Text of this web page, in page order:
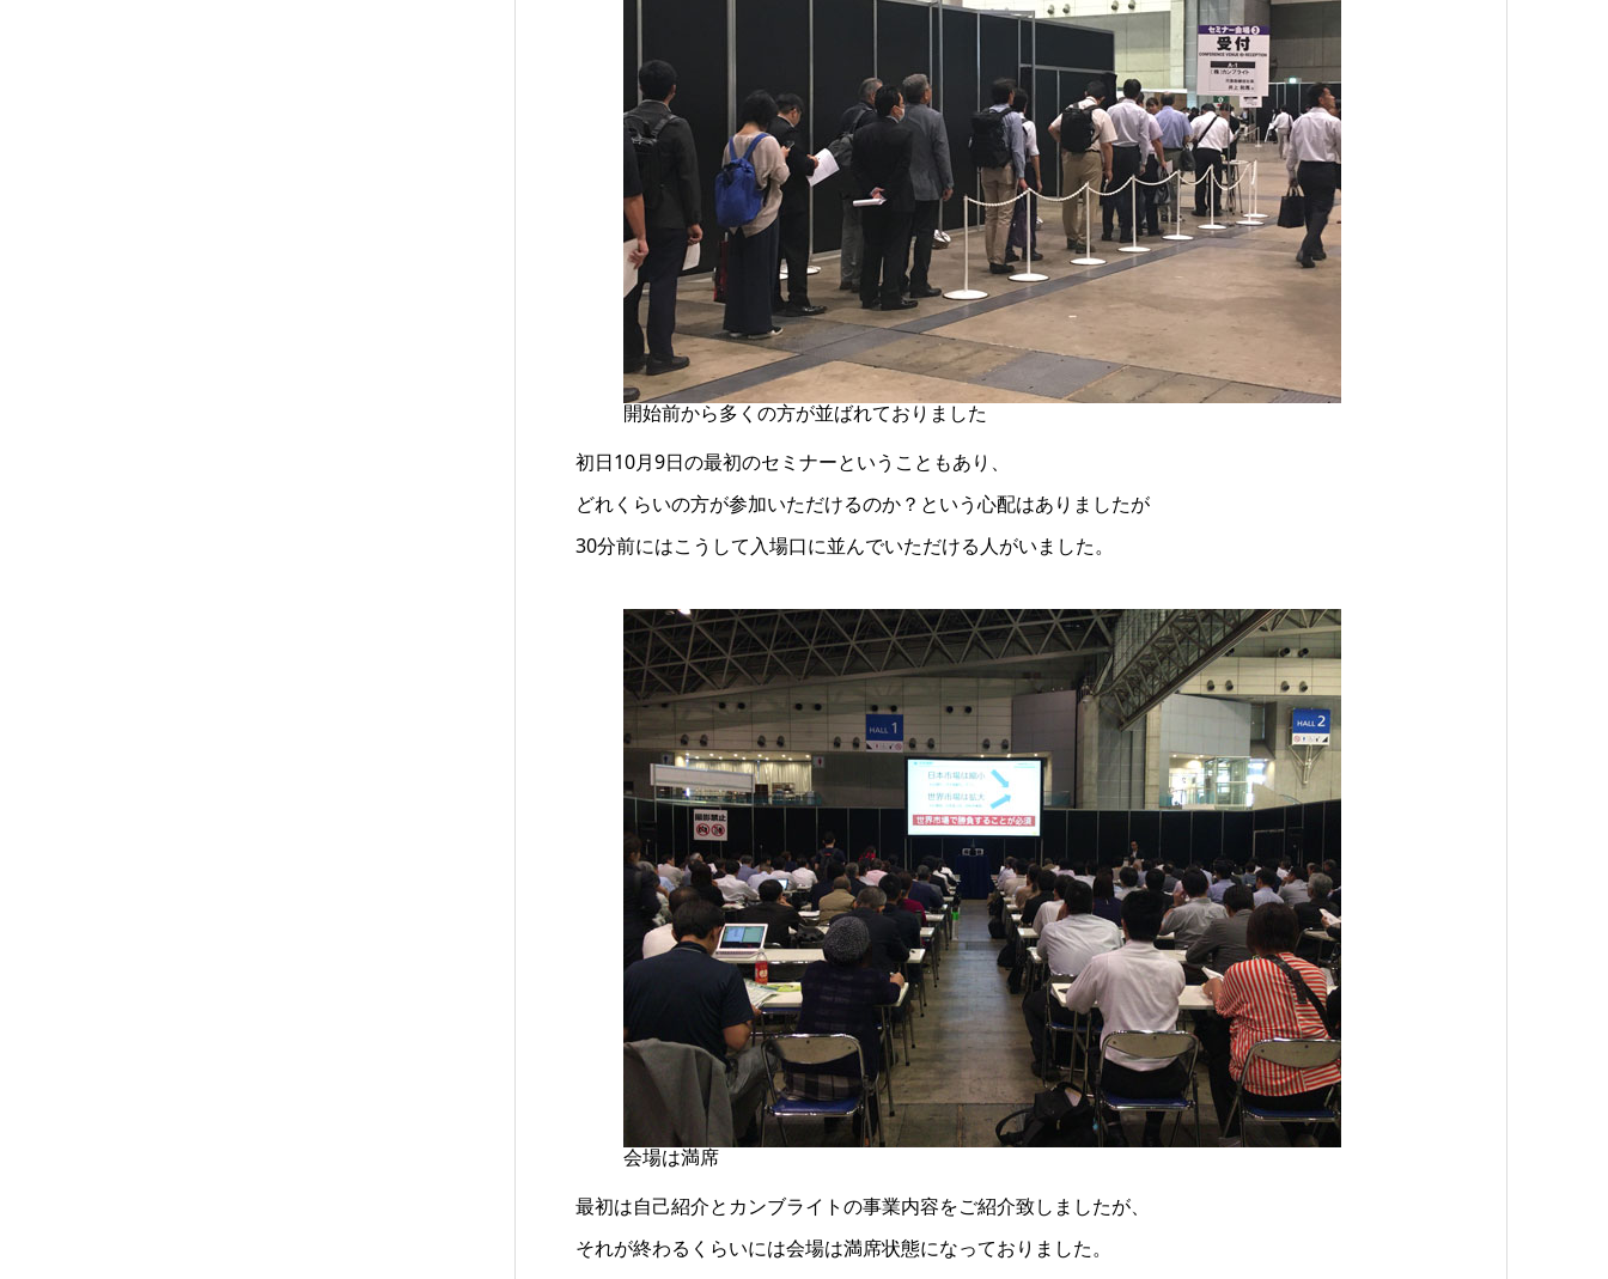
開始前から多くの方が並ばれておりました
初日10月9日の最初のセミナーということもあり、
どれくらいの方が参加いただけるのか？という心配はありましたが
30分前にはこうして入場口に並んでいただける人がいました。
会場は満席
最初は自己紹介とカンブライトの事業内容をご紹介致しましたが、
それが終わるくらいには会場は満席状態になっておりました。